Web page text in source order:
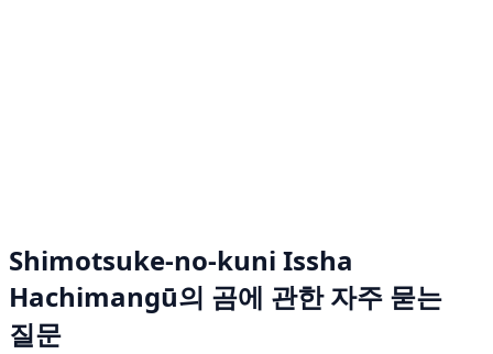
Shimotsuke-no-kuni Issha
Hachimangū의 곰에 관한 자주 묻는
질문